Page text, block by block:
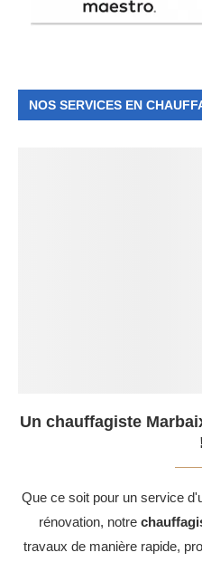
NOS SERVICES EN
Un chauffagiste
Que ce soit pour un service
rénovation, notre
travaux de manière rapide,